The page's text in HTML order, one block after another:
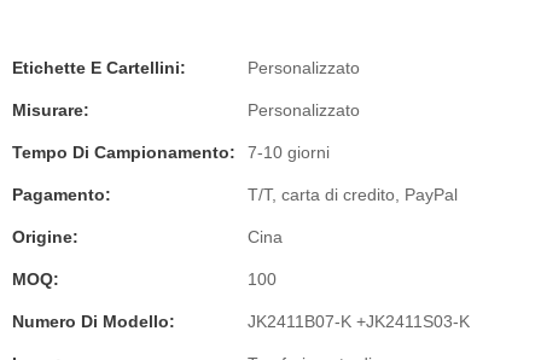
Etichette E Cartellini: Personalizzato
Misurare: Personalizzato
Tempo Di Campionamento: 7-10 giorni
Pagamento: T/T, carta di credito, PayPal
Origine: Cina
MOQ: 100
Numero Di Modello: JK2411B07-K +JK2411S03-K